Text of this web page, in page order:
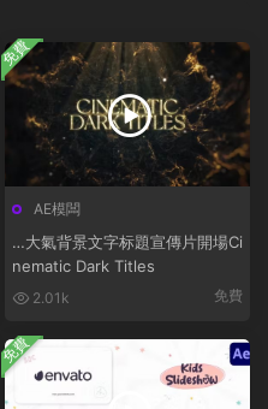
AE模闆
…大氣背景文字标題宣傳片開場Ci
nematic Dark Titles
2.01k 免費
免費
免費